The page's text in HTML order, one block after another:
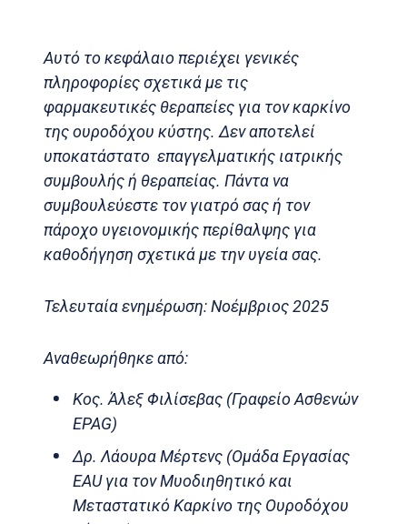
Αυτό το κεφάλαιο περιέχει γενικές
πληροφορίες σχετικά με τις
φαρμακευτικές θεραπείες για τον καρκίνο
της ουροδόχου κύστης. Δεν αποτελεί
υποκατάστατο επαγγελματικής ιατρικής
συμβουλής ή θεραπείας. Πάντα να
συμβουλεύεστε τον γιατρό σας ή τον
πάροχο υγειονομικής περίθαλψης για
καθοδήγηση σχετικά με την υγεία σας.
Τελευταία ενημέρωση: Νοέμβριος 2025
Αναθεωρήθηκε από:
Κος. Άλεξ Φιλίσεβας (Γραφείο Ασθενών
EPAG)
Δρ. Λάουρα Μέρτενς (Ομάδα Εργασίας
EAU για τον Μυοδιηθητικό και
Μεταστατικό Καρκίνο της Ουροδόχου